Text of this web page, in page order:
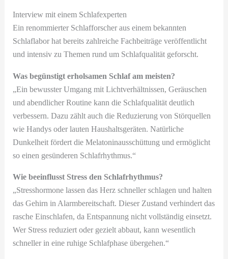
Interview mit einem Schlafexperten
Ein renommierter Schlafforscher aus einem bekannten
Schlaflabor hat bereits zahlreiche Fachbeiträge veröffentlicht
und intensiv zu Themen rund um Schlafqualität geforscht.
Was begünstigt erholsamen Schlaf am meisten?
„Ein bewusster Umgang mit Lichtverhältnissen, Geräuschen
und abendlicher Routine kann die Schlafqualität deutlich
verbessern. Dazu zählt auch die Reduzierung von Störquellen
wie Handys oder lauten Haushaltsgeräten. Natürliche
Dunkelheit fördert die Melatoninausschüttung und ermöglicht
so einen gesünderen Schlafrhythmus.“
Wie beeinflusst Stress den Schlafrhythmus?
„Stresshormone lassen das Herz schneller schlagen und halten
das Gehirn in Alarmbereitschaft. Dieser Zustand verhindert das
rasche Einschlafen, da Entspannung nicht vollständig einsetzt.
Wer Stress reduziert oder gezielt abbaut, kann wesentlich
schneller in eine ruhige Schlafphase übergehen.“